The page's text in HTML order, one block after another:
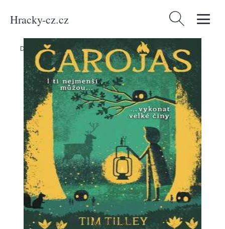
Hracky-cz.cz Vyhledávání
Domů/Produkty /Média/Čarojas
Čarojas